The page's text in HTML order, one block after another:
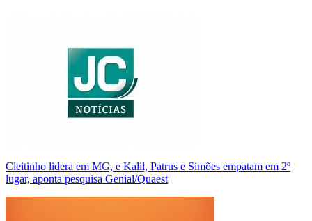
Cleitinho lidera em MG, e Kalil, Patrus e Simões empatam em 2º
lugar, aponta pesquisa Genial/Quaest